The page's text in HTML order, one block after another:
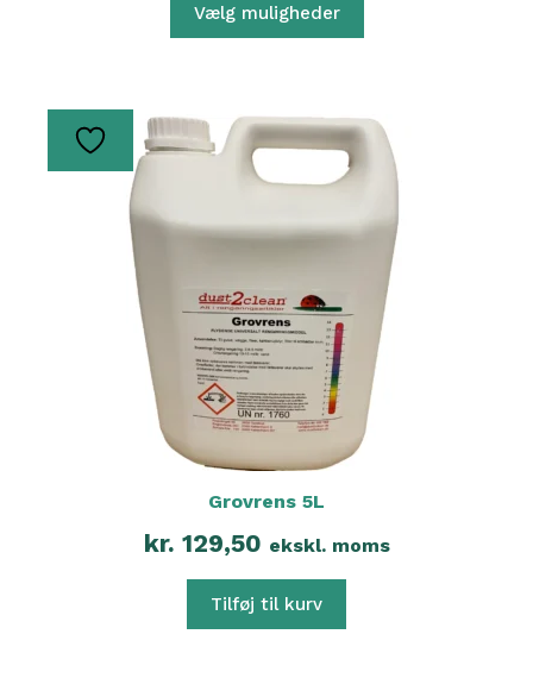
Vælg muligheder
Grovrens 5L
kr. 129,50 ekskl. moms
Tilføj til kurv